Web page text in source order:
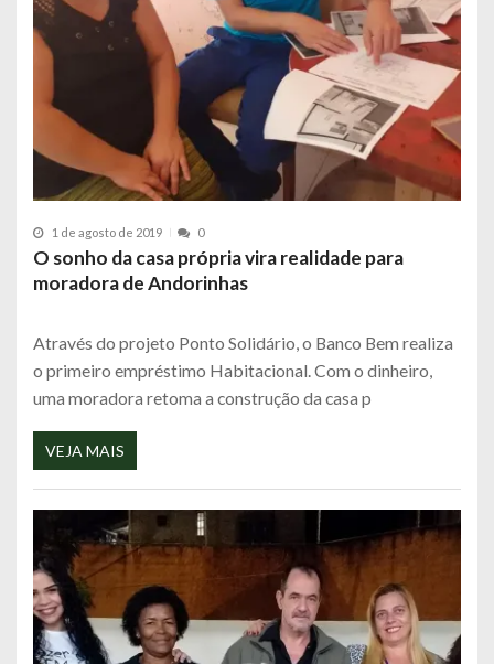
1 de agosto de 2019 0
O sonho da casa própria vira realidade para
moradora de Andorinhas
Através do projeto Ponto Solidário, o Banco Bem realiza
o primeiro empréstimo Habitacional. Com o dinheiro,
uma moradora retoma a construção da casa p
VEJA MAIS